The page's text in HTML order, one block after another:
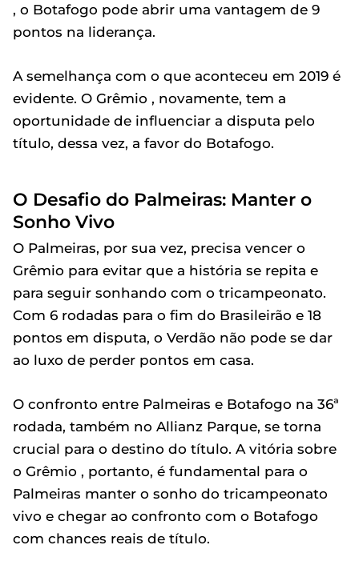
, o Botafogo pode abrir uma vantagem de 9
pontos na liderança.
A semelhança com o que aconteceu em 2019 é
evidente. O Grêmio , novamente, tem a
oportunidade de influenciar a disputa pelo
título, dessa vez, a favor do Botafogo.
O Desafio do Palmeiras: Manter o
Sonho Vivo
O Palmeiras, por sua vez, precisa vencer o
Grêmio para evitar que a história se repita e
para seguir sonhando com o tricampeonato.
Com 6 rodadas para o fim do Brasileirão e 18
pontos em disputa, o Verdão não pode se dar
ao luxo de perder pontos em casa.
O confronto entre Palmeiras e Botafogo na 36ª
rodada, também no Allianz Parque, se torna
crucial para o destino do título. A vitória sobre
o Grêmio , portanto, é fundamental para o
Palmeiras manter o sonho do tricampeonato
vivo e chegar ao confronto com o Botafogo
com chances reais de título.